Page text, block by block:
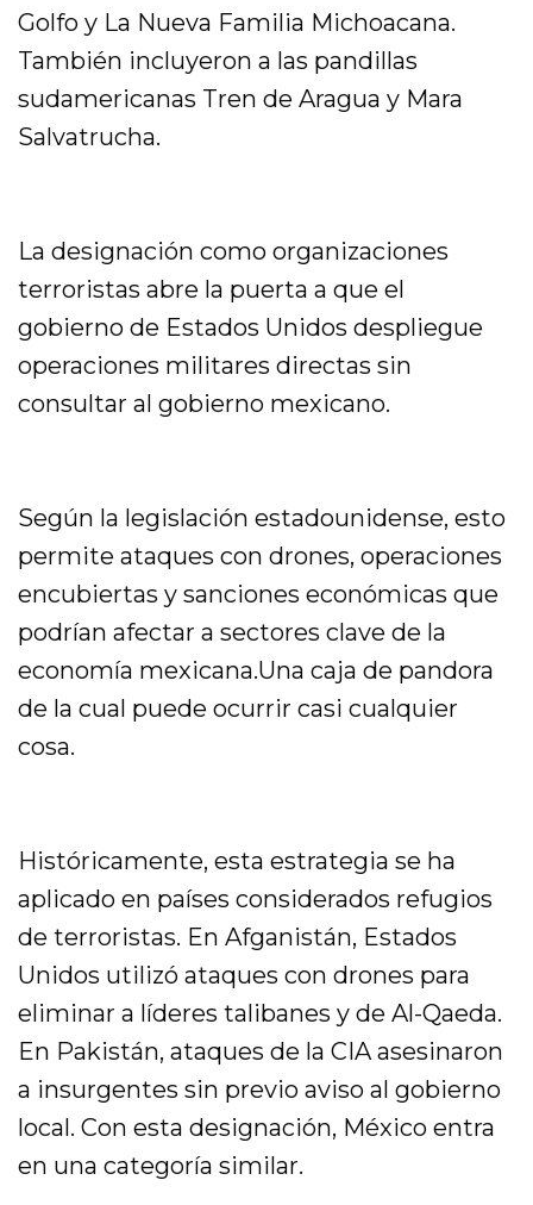
Golfo y La Nueva Familia Michoacana.
También incluyeron a las pandillas
sudamericanas Tren de Aragua y Mara
Salvatrucha.
La designación como organizaciones
terroristas abre la puerta a que el
gobierno de Estados Unidos despliegue
operaciones militares directas sin
consultar al gobierno mexicano.
Según la legislación estadounidense, esto
permite ataques con drones, operaciones
encubiertas y sanciones económicas que
podrían afectar a sectores clave de la
economía mexicana.Una caja de pandora
de la cual puede ocurrir casi cualquier
cosa.
Históricamente, esta estrategia se ha
aplicado en países considerados refugios
de terroristas. En Afganistán, Estados
Unidos utilizó ataques con drones para
eliminar a líderes talibanes y de Al-Qaeda.
En Pakistán, ataques de la CIA asesinaron
a insurgentes sin previo aviso al gobierno
local. Con esta designación, México entra
en una categoría similar.